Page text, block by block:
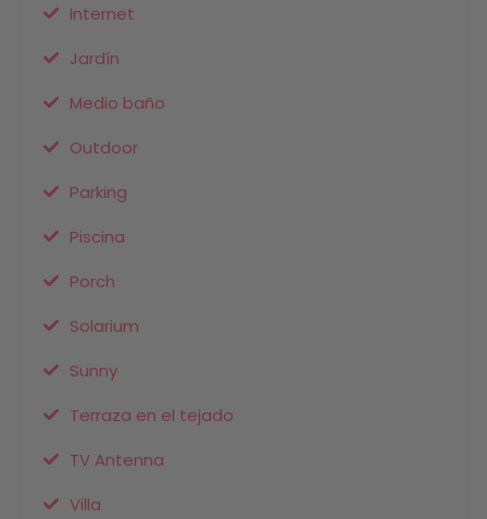
Internet
Jardín
Medio baño
Outdoor
Parking
Piscina
Porch
Solarium
Sunny
Terraza en el tejado
TV Antenna
Villa